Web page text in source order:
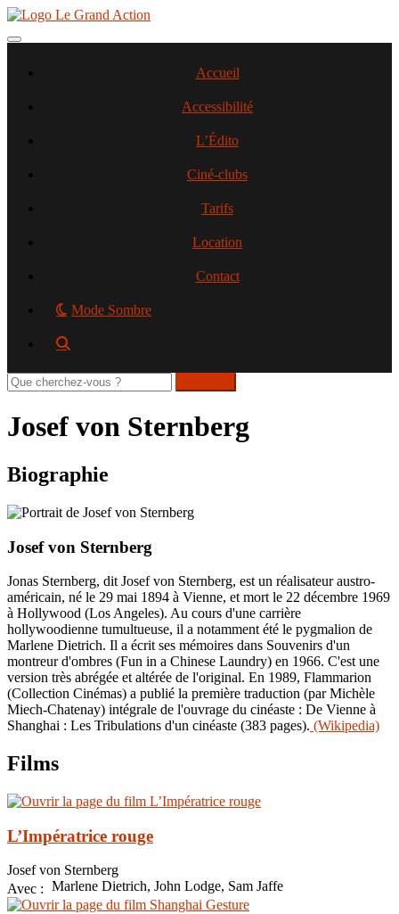
Aller
contenu
Toggle navigation
Accueil
Accessibilité
L’Édito
Ciné-clubs
Tarifs
Location
Contact
Mode Sombre
Rechercher
sur
site
Josef von Sternberg
Biographie
Josef von Sternberg
Jonas Sternberg, dit Josef von Sternberg, est un réalisateur austro-
américain, né le 29 mai 1894 à Vienne, et mort le 22 décembre 1969
à Hollywood (Los Angeles). Au cours d'une carrière
hollywoodienne tumultueuse, il a notamment été le pygmalion de
Marlene Dietrich. Il a écrit ses mémoires dans Souvenirs d'un
montreur d'ombres (Fun in a Chinese Laundry) en 1966. C'est une
version très abrégée et altérée de l'original. En 1989, Flammarion
(Collection Cinémas) a publié la première traduction (par Michèle
Miech-Chatenay) intégrale de l'ouvrage du cinéaste : De Vienne à
Shanghai : Les Tribulations d'un cinéaste (383 pages). (Wikipedia)
Films
L’Impératrice rouge
Josef von Sternberg
Avec : Marlene Dietrich, John Lodge, Sam Jaffe